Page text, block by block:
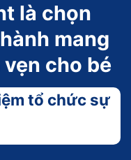
là chọn
mang
cho bé
tổ chức sự